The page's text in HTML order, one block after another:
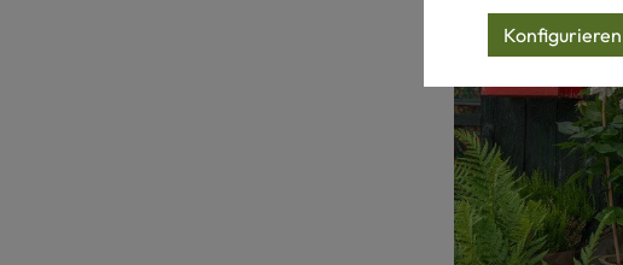
Konfigurieren